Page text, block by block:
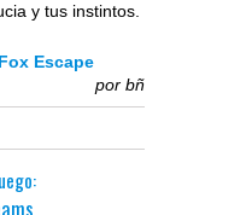
y tus instintos.
Escape
por bñ